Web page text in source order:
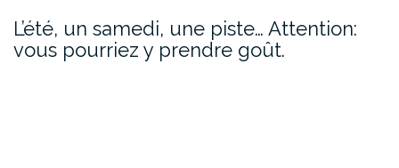
L’été, un samedi, une piste… Attention:
vous pourriez y prendre goût.